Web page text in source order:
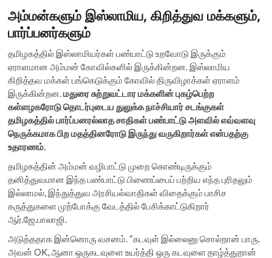
அம்மன்களும் இஸ்லாமிய, கிறித்துவ மக்களும்,
பார்ப்பனர்களும்
தமிழகத்தில் இஸ்லாமியர்கள் பண்பாட்டு உறவோடு இருக்கும்
ஏராளமான அம்மன் கோவில்களில் இருக்கின்றன. இஸ்லாமிய
கிறித்தவ மக்கள் பங்கெடுக்கும் கோவில் திருவிழாக்கள் ஏராளம்
இருக்கின்றன.மதுரை சுற்றுவட்டார மக்களின் புகழ்பெற்ற
கள்ளழகரோடு தொடர்புடைய துலுக்க நாச்சியார் சடங்குகள்
தமிழகத்தில் பார்ப்பனரல்லாத சாதிகள் பண்பாட்டு அளவில் எவ்வளவு
நெருக்கமாக பிற மதத்தினரோடு இருந்து வருகிறார்கள் என்பதற்கு
உதாரணம்.
தமிழகத்தின் அம்மன் வழிபாட்டு முறை கொண்டிருக்கும்
தனித்துவமான இந்த பண்பாட்டு பிணைப்பைப் பற்றிய எந்த புரிதலும்
இல்லாமல், இந்துத்துவ அரசியல்வாதிகள் விதைக்கும் பாசிச
கருத்துகளை முற்போக்கு வேடத்தில் பேசிக்காட்டுகிறார்
ஆர்.ஜே.பாலாஜி.
அடுத்ததாக இன்னொரு வசனம். “கடவுள் இல்லைனு சொல்றான் பாரு.
அவன் OK, ஆனா ஒருகடவுளை உயர்த்தி ஒரு கடவுளை தாழ்த்துறான்